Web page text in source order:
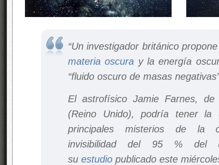
“Un investigador británico
materia oscura y la energía
“fluido oscuro de masas
El astrofísico Jamie Farnes,
(Reino Unido), podría tener
principales misterios de la
invisibilidad del 95 % del
su estudio publicado este